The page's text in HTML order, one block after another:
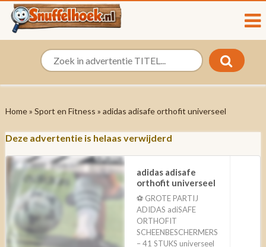
Home» Sport en Fitness » adidas adisafe orthofit universeel
Deze advertentie is helaas verwijderd
adidas adisafe
orthofit universeel
⚽️ GROTE PARTIJ
ADIDAS adiSAFE
ORTHOFIT
SCHEENBESCHERMERS
– 41 STUKS universeel